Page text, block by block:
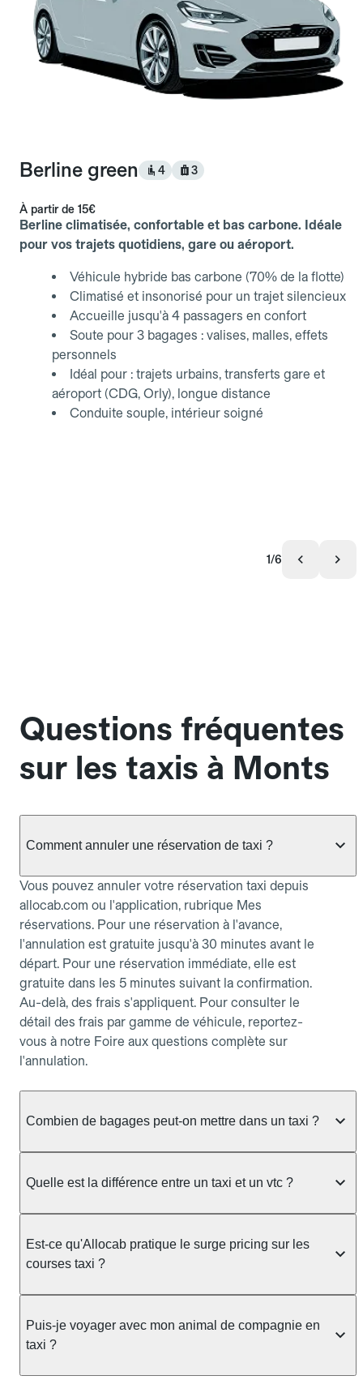
Berline green 4 3
À partir de 15€
Berline climatisée, confortable et bas carbone. Idéale
pour vos trajets quotidiens, gare ou aéroport.
Véhicule hybride bas carbone (70% de la flotte)
Climatisé et insonorisé pour un trajet silencieux
Accueille jusqu'à 4 passagers en confort
Soute pour 3 bagages : valises, malles, effets
personnels
Idéal pour : trajets urbains, transferts gare et
aéroport (CDG, Orly), longue distance
Conduite souple, intérieur soigné
1/6
Questions fréquentes
sur les taxis à Monts
Comment annuler une réservation de taxi ?
Vous pouvez annuler votre réservation taxi depuis
allocab.com ou l'application, rubrique Mes
réservations. Pour une réservation à l'avance,
l'annulation est gratuite jusqu'à 30 minutes avant le
départ. Pour une réservation immédiate, elle est
gratuite dans les 5 minutes suivant la confirmation.
Au-delà, des frais s'appliquent. Pour consulter le
détail des frais par gamme de véhicule, reportez-
vous à notre Foire aux questions complète sur
l'annulation.
Combien de bagages peut-on mettre dans un taxi ?
taxi berline accueille en général jusqu'à 3 bagages
ou nombreux, précisez-le dans le champ "Message
au chauffeur" lors de la réservation. Le prix n'est
pas impacté par le nombre de bagages.
Quelle est la différence entre un taxi et un vtc ?
prendre en charge directement dans la rue, à une
station ou sur réservation, avec un tarif au
réservation et propose un prix fixe annoncé à
l'avance. Chez Allocab, réservez facilement votre
taxi.
Est-ce qu'Allocab pratique le surge pricing sur les
courses taxi ?
réglementation préfectorale et suit un barème
officiel : il protège des hausses liées à la demande.
Puis-je voyager avec mon animal de compagnie en
taxi ?